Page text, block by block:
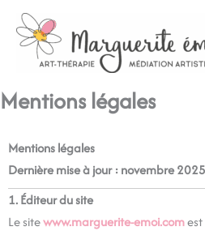
contenu
Mentions légales
Mentions légales
Dernière mise à jour : novembre 2025
1. Éditeur du site
Le sitewww.marguerite-emoi.com